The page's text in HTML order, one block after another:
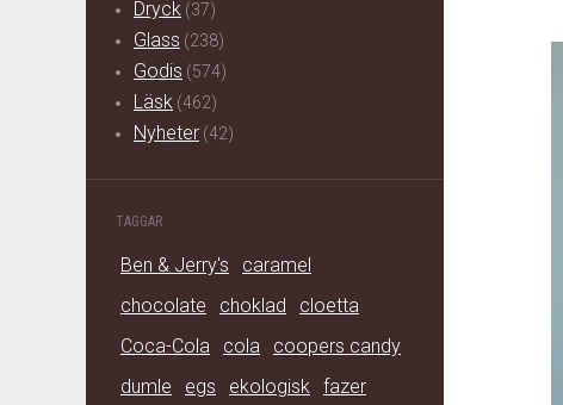
Dryck (37)
Glass (238)
Godis (574)
Läsk (462)
Nyheter (42)
TAGGAR
Ben & Jerry's
caramel
chocolate
choklad
cloetta
Coca-Cola
cola
coopers candy
dumle
egs ekologisk fazer